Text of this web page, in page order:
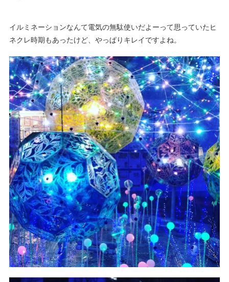
イルミネーションなんて電気の無駄使いだよーって思っていたヒ
ネクレ時期もあったけど、やっぱりキレイですよね。